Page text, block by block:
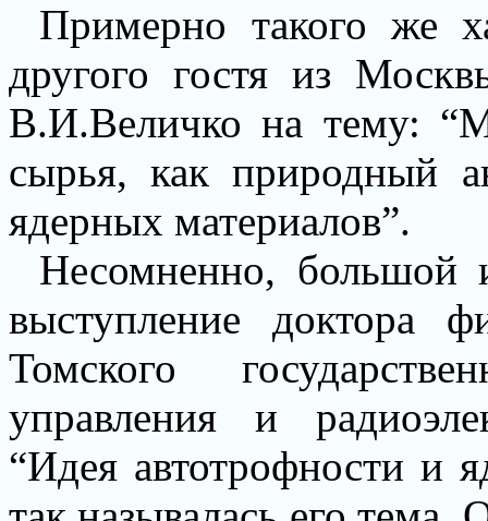
Примерно такого же
другого гостя из
В.И.Величко на тему:
сырья, как природный
ядерных материалов”.
Несомненно, большой
выступление доктора
Томского
управления и
“Идея автотрофности и